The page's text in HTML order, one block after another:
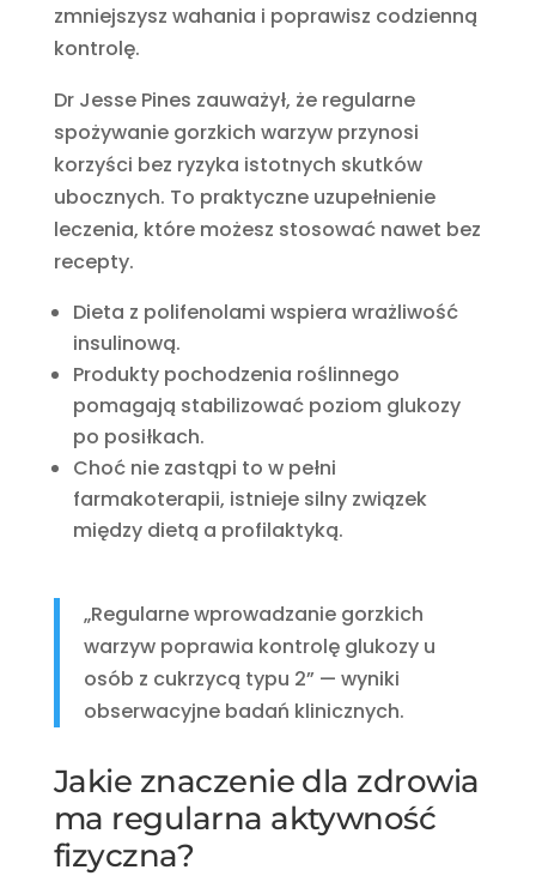
zmniejszysz wahania i poprawisz codzienną
kontrolę.
Dr Jesse Pines zauważył, że regularne
spożywanie gorzkich warzyw przynosi
korzyści bez ryzyka istotnych skutków
ubocznych. To praktyczne uzupełnienie
leczenia, które możesz stosować nawet bez
recepty.
Dieta z polifenolami wspiera wrażliwość
insulinową.
Produkty pochodzenia roślinnego
pomagają stabilizować poziom glukozy
po posiłkach.
Choć nie zastąpi to w pełni
farmakoterapii, istnieje silny związek
między dietą a profilaktyką.
„Regularne wprowadzanie gorzkich
warzyw poprawia kontrolę glukozy u
osób z cukrzycą typu 2” — wyniki
obserwacyjne badań klinicznych.
Jakie znaczenie dla zdrowia
ma regularna aktywność
fizyczna?